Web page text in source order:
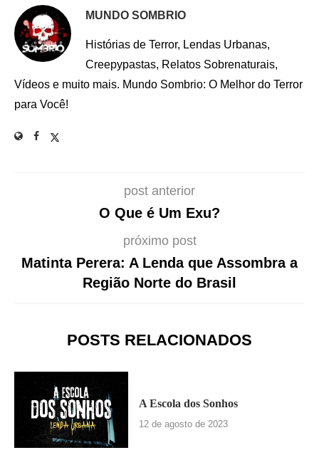
MUNDO SOMBRIO
Histórias de Terror, Lendas Urbanas,
Creepypastas, Relatos Sobrenaturais,
Vídeos e muito mais. Mundo Sombrio: O Melhor do Terror
para Você!
post anterior
O Que é Um Exu?
próximo post
Matinta Perera: A Lenda que Assombra a
Região Norte do Brasil
POSTS RELACIONADOS
A Escola dos Sonhos
12 de agosto de 2023